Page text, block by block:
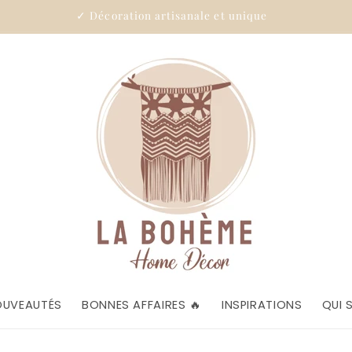
✓ Décoration artisanale et unique
BONNES AFFAIRES 🔥 INSPIRATIONS QUI